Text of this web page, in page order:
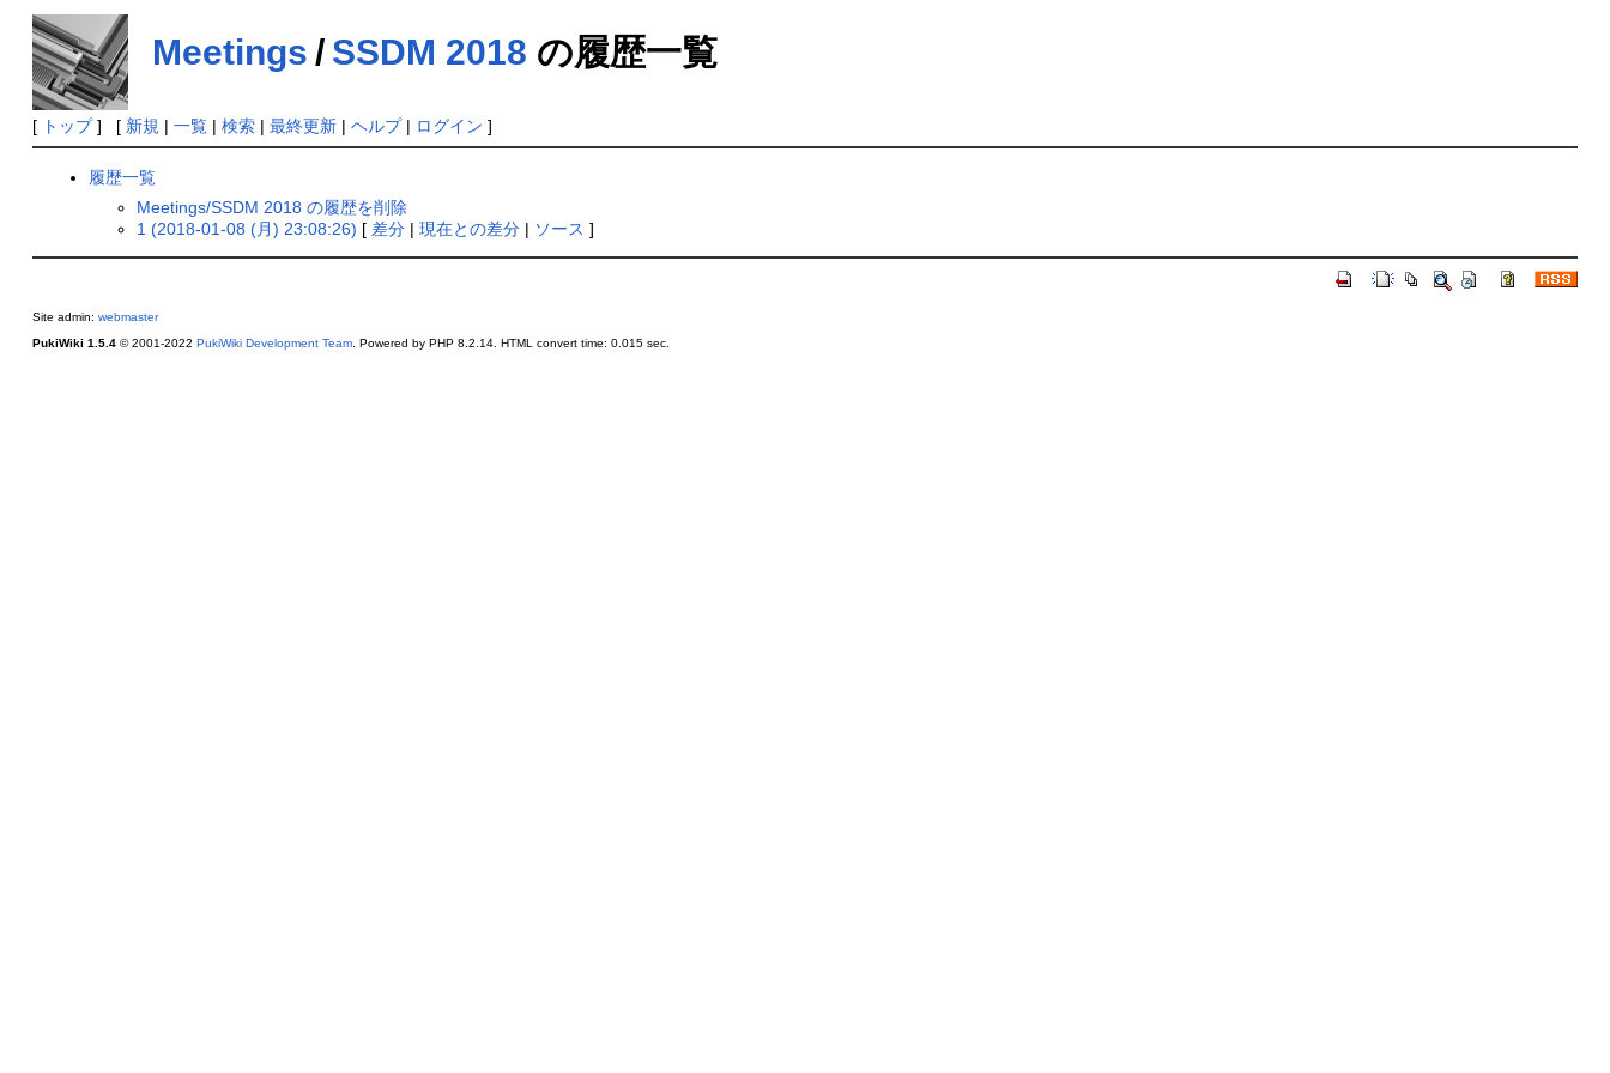
Meetings / SSDM 2018 の履歴一覧
[ トップ] [ 新規 | 一覧| 検索| 最終更新| ヘルプ| ログイン ]
履歴一覧
Meetings/SSDM 2018 の履歴を削除
1 (2018-01-08 (月) 23:08:26) [ 差分 |現在との差分 | ソース ]
Site admin: webmaster
PukiWiki 1.5.4© 2001-2022 PukiWiki Development Team. Powered by PHP 8.2.14. HTML convert time: 0.015 sec.